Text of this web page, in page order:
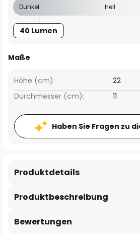
Dunkel Hell
40 Lumen
Maße
Höhe (cm):
22
Durchmesser (cm):
11
Haben Sie Fragen zu
Produktbeschreibung
Produktdetails
Bewertungen